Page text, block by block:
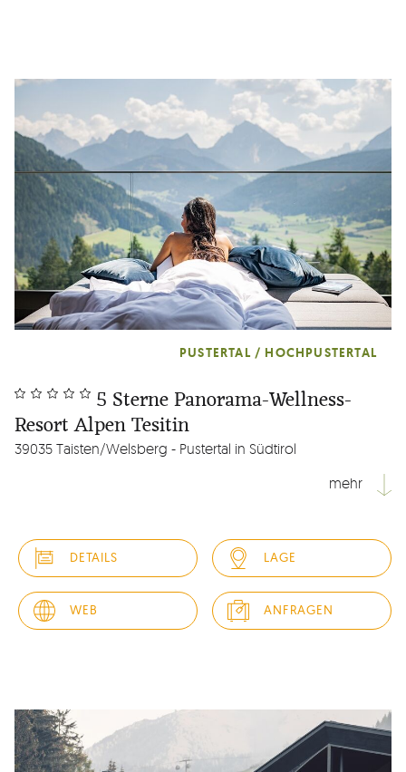
5 Sterne Panorama-Wellness-
Resort Alpen Tesitin
39035 Taisten/Welsberg - Pustertal in Südtirol
PUSTERTAL / HOCHPUSTERTAL
mehr
Ruhe, Erholung und Natur, liegt auf einem ruhigen sonnigen
Panoramaplateau, eingebettet zwischen Wiesen und
Wäldern im Pustertal - umgeben von der traumhaften
Bergkulisse der Dolomiten, im schönen Südtirol. Die
herrliche...
DETAILS LAGE
WEB ANFRAGEN